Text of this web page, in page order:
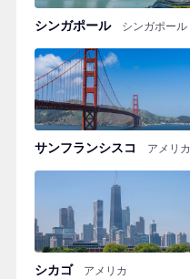
シンガポール シンガポール
サンフランシスコ アメリカ
シカゴ アメリカ